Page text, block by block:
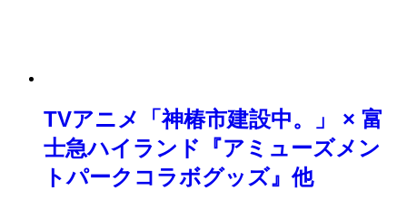
TVアニメ「神椿市建設中。」 × 富
士急ハイランド『アミューズメン
トパークコラボグッズ』他